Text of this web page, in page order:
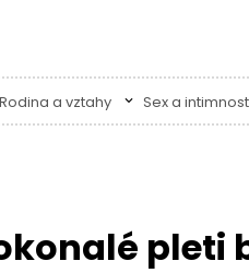
Rodina a vztahy Sex a
pleti